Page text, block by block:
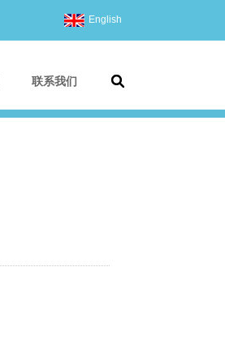
English
联系我们